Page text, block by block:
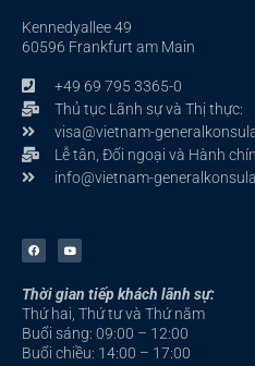
Kennedyallee 49
60596 Frankfurt am Main
+49 69 795 3365-0
Thủ tục Lãnh sự và Thị thực:
visa@vietnam-
Lễ tân, Đối ngoại và Hành
info@vietnam-
F
a
c
b
o
o
k
-
f
Y
o
u
u
b
e
Thời gian tiếp khách lãnh sự:
Thứ hai, Thứ tư và Thứ năm
Buổi sáng: 09:00 – 12:00
Buổi chiều: 14:00 – 17:00